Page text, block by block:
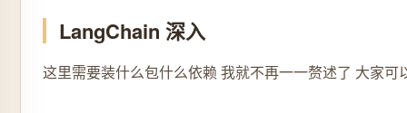
LangChain 深入
这里需要装什么包什么依赖 我就不再一一赘述了 大家